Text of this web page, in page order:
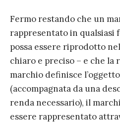
Fermo restando che un
rappresentato in qualsiasi
possa essere riprodotto
chiaro e preciso – e che la
marchio definisce
(accompagnata da una
renda necessario), il
essere rappresentato